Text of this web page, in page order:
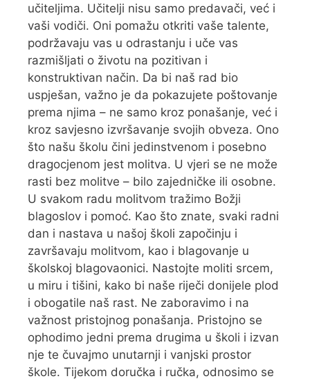
učiteljima. Učitelji nisu samo predavači, već i
vaši vodiči. Oni pomažu otkriti vaše talente,
podržavaju vas u odrastanju i uče vas
razmišljati o životu na pozitivan i
konstruktivan način. Da bi naš rad bio
uspješan, važno je da pokazujete poštovanje
prema njima – ne samo kroz ponašanje, već i
kroz savjesno izvršavanje svojih obveza. Ono
što našu školu čini jedinstvenom i posebno
dragocjenom jest molitva. U vjeri se ne može
rasti bez molitve – bilo zajedničke ili osobne.
U svakom radu molitvom tražimo Božji
blagoslov i pomoć. Kao što znate, svaki radni
dan i nastava u našoj školi započinju i
završavaju molitvom, kao i blagovanje u
školskoj blagovaonici. Nastojte moliti srcem,
u miru i tišini, kako bi naše riječi donijele plod
i obogatile naš rast. Ne zaboravimo i na
važnost pristojnog ponašanja. Pristojno se
ophodimo jedni prema drugima u školi i izvan
nje te čuvajmo unutarnji i vanjski prostor
škole. Tijekom doručka i ručka, odnosimo se